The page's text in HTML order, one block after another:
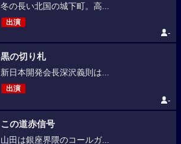
冬の長い北国の城下町。高...
出演
-
黒の切り札
新日本開発会長深沢義則は...
出演
-
この道赤信号
山田は銀座界隈のコールガ...